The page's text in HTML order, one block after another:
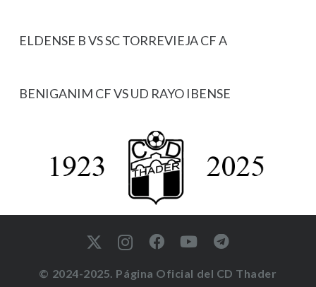
ELDENSE B VS SC TORREVIEJA CF A
BENIGANIM CF VS UD RAYO IBENSE
© 2024-2025. Página Oficial del CD Thader